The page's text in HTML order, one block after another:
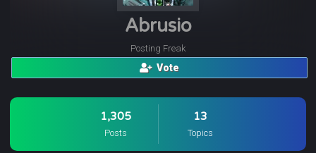
Abrusio
Posting Freak
Vote
1,305
Posts
13
Topics